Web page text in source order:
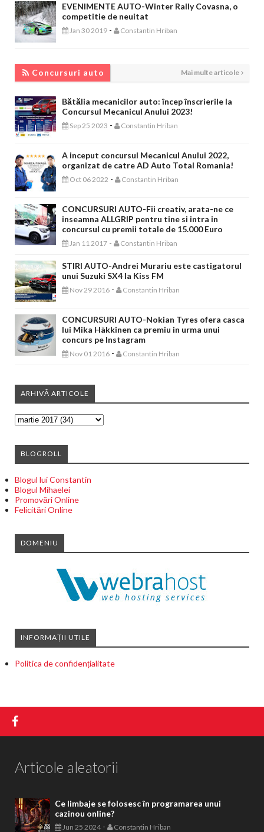
EVENIMENTE AUTO-Winter Rally Covasna, o
competitie de neuitat
Jan 30 2019 - Constantin Hriban
Concursuri auto Mai multe articole
Bătălia mecanicilor auto: încep înscrierile la
Concursul Mecanicul Anului 2023!
Sep 25 2023 - Constantin Hriban
A inceput concursul Mecanicul Anului 2022,
organizat de catre AD Auto Total Romania!
Oct 06 2022 - Constantin Hriban
CONCURSURI AUTO-Fii creativ, arata-ne ce
inseamna ALLGRIP pentru tine si intra in
concursul cu premii totale de 15.000 Euro
Jan 11 2017 - Constantin Hriban
STIRI AUTO-Andrei Murariu este castigatorul
unui Suzuki SX4 la Kiss FM
Nov 29 2016 - Constantin Hriban
CONCURSURI AUTO-Nokian Tyres ofera casca
lui Mika Häkkinen ca premiu in urma unui
concurs pe Instagram
Nov 01 2016 - Constantin Hriban
ARHIVĂ ARTICOLE
BLOGROLL
Blogul lui Constantin
Blogul Mihaelei
Promovări Online
Felicitări Online
DOMENIU
INFORMAȚII UTILE
Politica de confidențialitate
Articole aleatorii
Ce limbaje se folosesc în programarea unui
cazinou online?
Jun 25 2024- Constantin Hriban